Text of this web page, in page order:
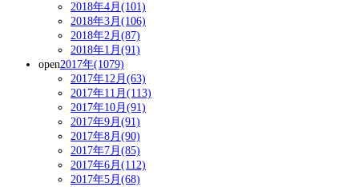
2018年4月(101)
2018年3月(106)
2018年2月(87)
2018年1月(91)
open2017年(1079)
2017年12月(63)
2017年11月(113)
2017年10月(91)
2017年9月(91)
2017年8月(90)
2017年7月(85)
2017年6月(112)
2017年5月(68)